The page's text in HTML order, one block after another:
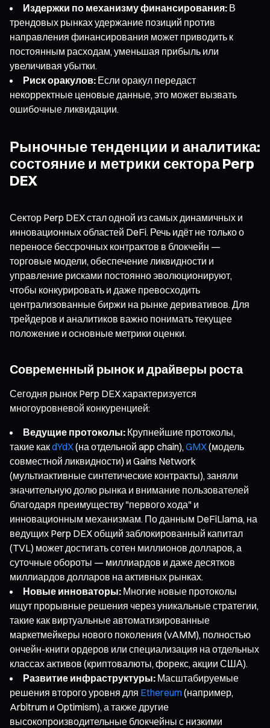
Издержки по механизму финансирования: В
трендовых рынках удержание позиций против
направления финансирования может приводить к
постоянным расходам, уменьшая прибыль или
увеличивая убытки.
Риск оракулов: Если оракул передаст
некорректные ценовые данные, это может вызвать
ошибочные ликвидации.
Рыночные тенденции и аналитика:
состояние и метрики сектора Perp
DEX
Сектор Perp DEX стал одной из самых динамичных и
инновационных областей DeFi. Речь идёт не только о
переносе бессрочных контрактов в блокчейн —
торговые модели, обеспечение ликвидности и
управление рисками постоянно эволюционируют,
чтобы конкурировать и даже превосходить
централизованные биржи на рынке деривативов. Для
трейдеров и аналитиков важно понимать текущее
положение и основные метрики оценки.
Современный рынок и драйверы роста
Сегодня рынок Perp DEX характеризуется
многоуровневой конкуренцией:
Ведущие протоколы: Крупнейшие протоколы,
такие какdYdX(на отдельной app chain), GMX(модель
совместной ликвидности) и Gains Network
(мультиактивные синтетические контракты), заняли
значительную долю рынка и внимание пользователей
благодаря преимуществу "первого хода" и
инновационным механизмам. По данным DeFiLlama, на
ведущих Perp DEX общий заблокированный капитал
(TVL) может достигать сотен миллионов долларов, а
суточные обороты — миллиардов и даже десятков
миллиардов долларов на активных рынках.
Новые инноваторы: Многие новые протоколы
ищут прорывные решения через уникальные стратегии,
такие как виртуальные автоматизированные
маркетмейкеры нового поколения (vAMM), полностью
ончейн-книги ордеров или специализация на отдельных
классах активов (криптовалюты, форекс, акции США).
Развитие инфраструктуры: Масштабируемые
решения второго уровня для Ethereum(например,
Arbitrum и Optimism), а также другие
высокопроизводительные блокчейны с низкими